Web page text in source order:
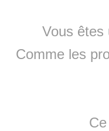
Vous êtes
Comme les